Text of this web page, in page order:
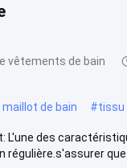
vêtements de bain
de bain #tissu
L'une des
que